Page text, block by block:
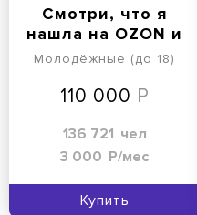
Смотри, что я
нашла на OZON и
WB
Молодёжные (до 18)
110 000
136 721 чел
3 000 Р/мес
Купить